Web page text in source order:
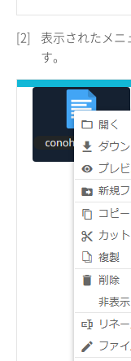
[2]
表示されたメニ
す。